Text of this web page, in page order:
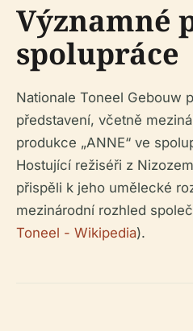
Významné
spolupráce
Nationale Toneel Gebouw
představení, včetně
produkce „ANNE“ ve
Hostující režiséři z
přispěli k jeho umělecké
mezinárodní rozhled
Toneel - Wikipedia).